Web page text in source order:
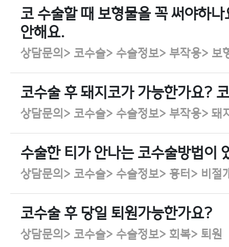
코 수술할 때 보형물을 꼭 써야하
안해요.
상담문의> 코수술> 수술정보> 부작용> 보
코수술 후 돼지코가 가능한가요?
상담문의> 코수술> 수술정보> 부작용> 돼
수술한 티가 안나는 코수술방법이
상담문의> 코수술> 수술정보> 흉터> 비절
코수술 후 당일 퇴원가능한가요?
상담문의> 코수술> 수술정보> 회복> 퇴원